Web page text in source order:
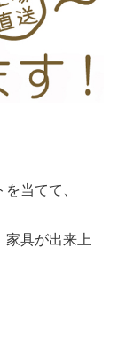
当てて、
家具が出来上